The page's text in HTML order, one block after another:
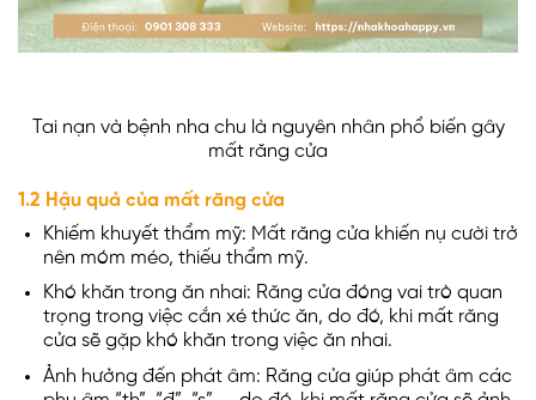
Tai nạn và bệnh nha chu là nguyên nhân phổ biến gây
mất răng cửa
1.2 Hậu quả của mất răng cửa
Khiếm khuyết thẩm mỹ: Mất răng cửa khiến nụ cười trở
nên móm méo, thiếu thẩm mỹ.
Khó khăn trong ăn nhai: Răng cửa đóng vai trò quan
trọng trong việc cắn xé thức ăn, do đó, khi mất răng
cửa sẽ gặp khó khăn trong việc ăn nhai.
Ảnh hưởng đến phát âm: Răng cửa giúp phát âm các